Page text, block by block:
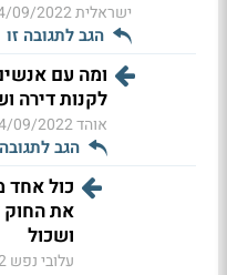
ישראלית2022 16:02
הגב לתגובה זו
ומה עם
לקנות דירה
אוהד09/2022 16:46
הגב
כול אחד
את החוק
ושכול
עלובי נפש